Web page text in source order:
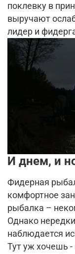
поклевку в
выручают
лидер и
И днем, и
Фидерная
комфортное
рыбалка –
Однако
наблюдается
Тут уж хочешь